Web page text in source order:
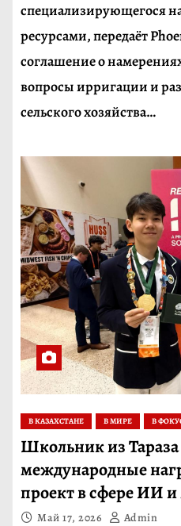
специализирующегося
ресурсами, передаёт
соглашение о
вопросы ирригации и
сельского хозяйства…
В КАЗАХСТАНЕ В МИРЕ В
Школьник из
международные
проект в сфере ИИ
Май 17, 2026 Admin